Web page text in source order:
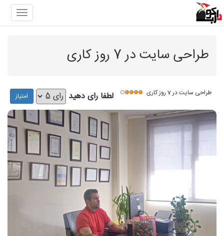
طراحی سایت در 7 روز کاری
طراحی سایت در 7 روز کاری لطفا رای دهید